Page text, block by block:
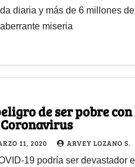
diaria y más de 6 millones
miseria
de ser pobre
11, 2020 ARVEY LOZANO S.
19 podría ser devastador